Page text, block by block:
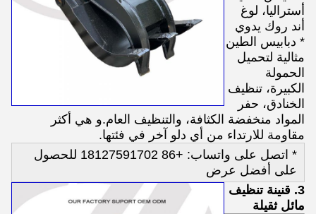
أستراليا، لوغ
أند روك يدوي
* دبابيس الطين
مثالية لتحميل
الحمولة
الكبيرة، تنظيف
الخنادق، حفر
المواد منخفضة الكثافة، والتنظيف العام.و هي أكثر
مقاومة للارتداء من أي دلو آخر في فئتها.
* اتصل على واتساب: +86 18127591702 للحصول
على أفضل عرض
3. قنينة تنظيف
مائل ثقيلة